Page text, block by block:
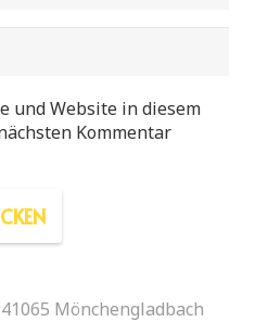
und Website in diesem
Kommentar
Mönchengladbach